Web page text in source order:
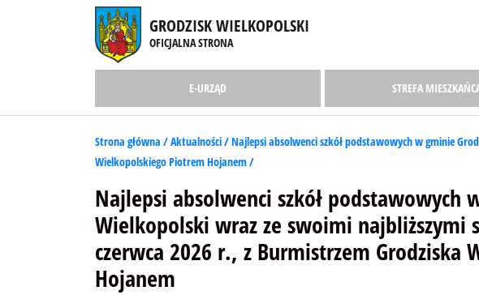
GRODZISK WIELKOPOLSKI
OFICJALNA STRONA
E-URZĄD STREFA
Strona główna /Aktualności /Najlepsi absolwenci szkół podstawowych w gminie
Wielkopolskiego Piotrem Hojanem /
Najlepsi absolwenci szkół podstawowych
Wielkopolski wraz ze swoimi najbliższymi
czerwca 2026 r., z Burmistrzem Grodziska
Hojanem